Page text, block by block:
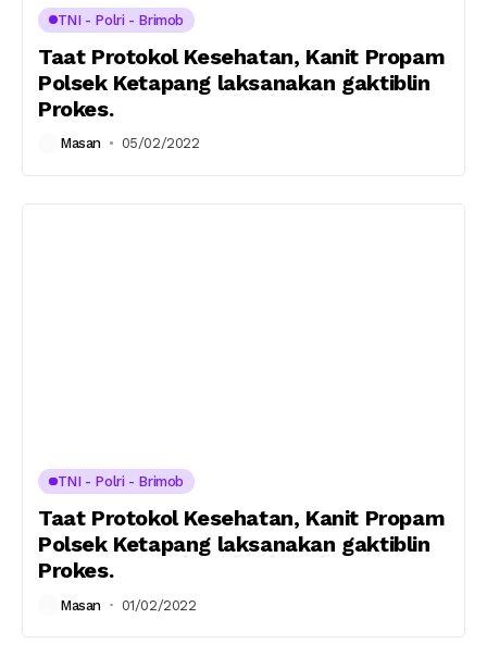
TNI - Polri - Brimob
Taat Protokol Kesehatan, Kanit Propam
Polsek Ketapang laksanakan gaktiblin
Prokes.
Masan 05/02/2022
TNI - Polri - Brimob
Taat Protokol Kesehatan, Kanit Propam
Polsek Ketapang laksanakan gaktiblin
Prokes.
Masan 01/02/2022